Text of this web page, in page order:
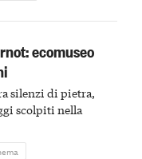
ecomuseo
silenzi di pietra,
scolpiti nella